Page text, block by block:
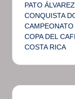
de
PATO ÁLVAREZ
CONQUISTA
CAMPEONATO
COPA DEL
COSTA RICA